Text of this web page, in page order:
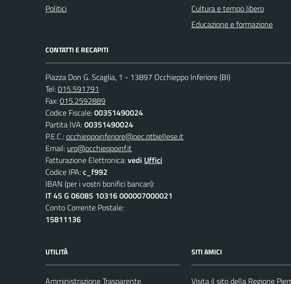
Politici
Cultura e tempo libero
Educazione e formazione
CONTATTI E RECAPITI
Piazza Don G. Scaglia, 1 - 13897 Occhieppo Inferiore (BI)
Tel:015.591791
Fax:015.2592889
Codice Fiscale:00351490024
Partita IVA:00351490024
P.E.C.:occhieppoinferiore@pec.ptbiellese.it
Email: urp@occhieppoinf.it
Fatturazione Elettronica:vedi Uffici
Codice IPA:c_f992
IBAN (per i vostri bonifici bancari):
IT 45 G 06085 10316 000007000021
Conto Corrente Postale:
15811136
UTILITÀ
Amministrazione Trasparente
SITI AMICI
Visita il sito della Regione